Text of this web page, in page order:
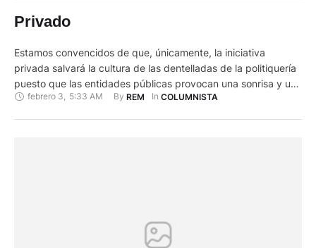
Privado
Estamos convencidos de que, únicamente, la iniciativa
privada salvará la cultura de las dentelladas de la politiquería
puesto que las entidades públicas provocan una sonrisa y una
lágrima con el secuestro de la cultura a favor de los intereses
febrero 3, 5:33 AM By REM In COLUMNISTA